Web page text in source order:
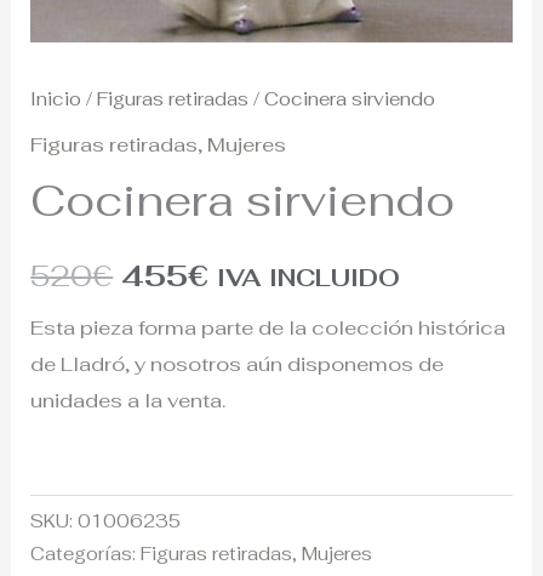
Inicio /Figuras retiradas / Cocinera sirviendo
Figuras retiradas, Mujeres
Cocinera sirviendo
520€ 455€ IVA INCLUIDO
Esta pieza forma parte de la colección histórica
de Lladró, y nosotros aún disponemos de
unidades a la venta.
SKU:01006235
Categorías:Figuras retiradas,Mujeres